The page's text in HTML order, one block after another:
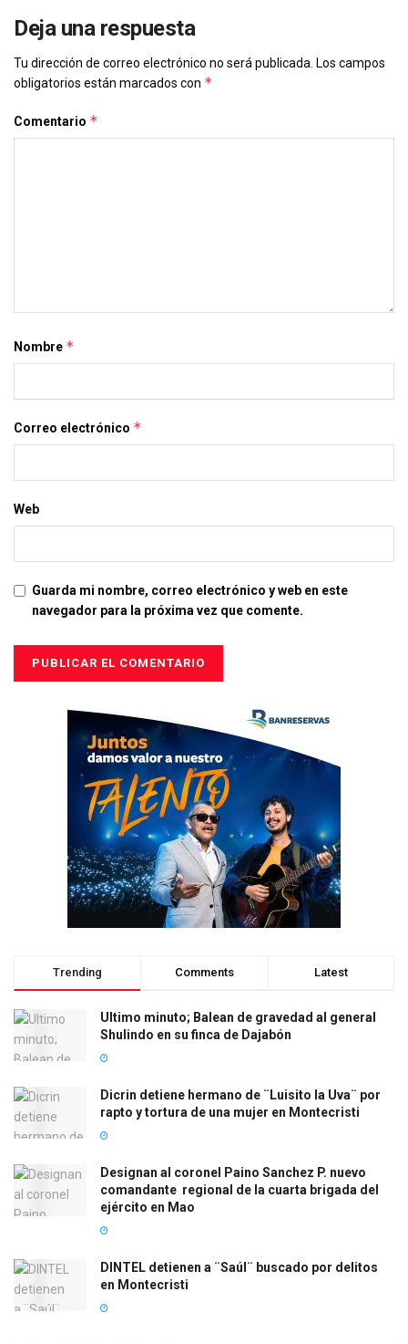
Deja una respuesta
Tu dirección de correo electrónico no será publicada. Los campos
obligatorios están marcados con *
Comentario *
Nombre *
Correo electrónico *
Web
Guarda mi nombre, correo electrónico y web en este
navegador para la próxima vez que comente.
Trending Comments Latest
Ultimo minuto; Balean de gravedad al general
Shulindo en su finca de Dajabón
Dicrin detiene hermano de ¨Luisito la Uva¨ por
rapto y tortura de una mujer en Montecristi
Designan al coronel Paino Sanchez P. nuevo
comandante regional de la cuarta brigada del
ejército en Mao
DINTEL detienen a ¨Saúl¨ buscado por delitos
en Montecristi